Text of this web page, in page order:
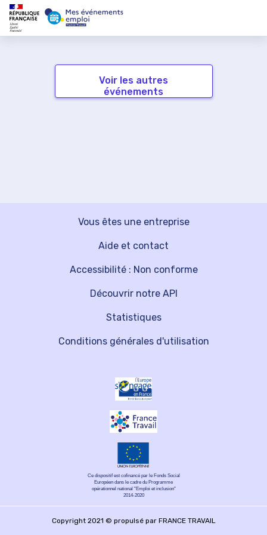
Voir les autres
événements
Vous êtes une entreprise
Découvrir notre API
Aide et contact
Statistiques
Accessibilité : Non conforme
Conditions générales d'utilisation
Ce dispositif est cofinancé par le Fonds Social
Européen dans le cadre du Programme
opérationnel national "Emploi et inclusion"
2014-2020
Copyright 2021 © propulsé par FRANCE TRAVAIL